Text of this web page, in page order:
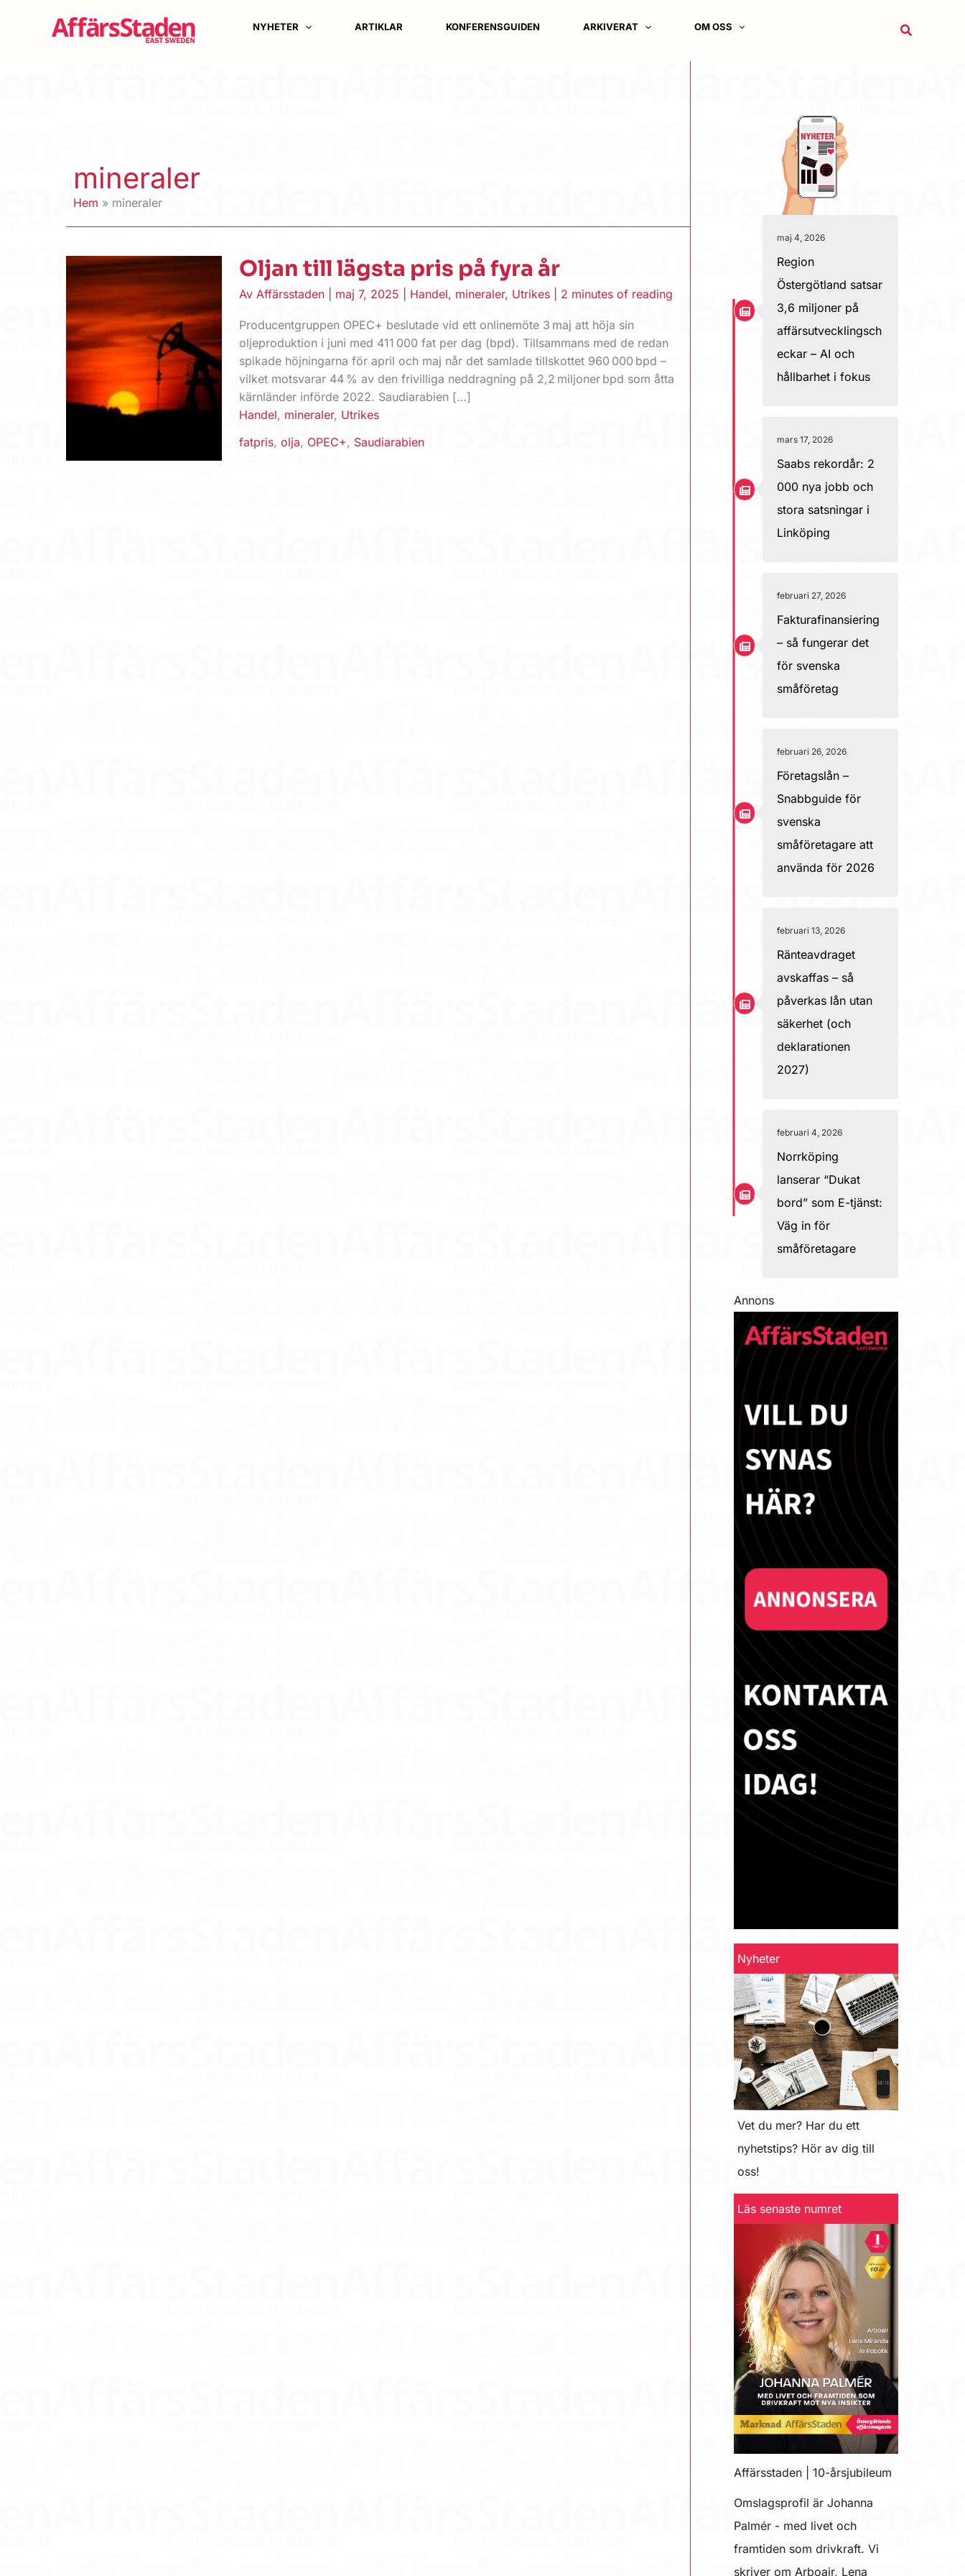
NYHETER ARTIKLAR KONFERENSGUIDEN ARKIVERAT OM OSS Sök
mineraler
Hem mineraler
Oljan till lägsta pris på fyra år
AvAffärsstaden maj 7, 2025 Handel, mineraler, Utrikes 2 minutes of reading
Producent­gruppen OPEC+ beslutade vid ett onlinemöte 3 maj att höja sin
oljeproduktion i juni med 411 000 fat per dag (bpd). Tillsammans med de redan
spikade höjningarna för april och maj når det samlade tillskottet 960 000 bpd –
vilket motsvarar 44 % av den frivilliga neddragning på 2,2 miljoner bpd som åtta
kärnländer införde 2022. Saudiarabien […]
Handel, mineraler, Utrikes
fatpris,olja, OPEC+, Saudiarabien
maj 4, 2026
Region
Östergötland satsar
3,6 miljoner på
affärsutvecklingsch
eckar – AI och
hållbarhet i fokus
mars 17, 2026
Saabs rekordår: 2
000 nya jobb och
stora satsningar i
Linköping
februari 27, 2026
Fakturafinansiering
– så fungerar det
för svenska
småföretag
februari 26, 2026
Företagslån –
Snabbguide för
svenska
småföretagare att
använda för 2026
februari 13, 2026
Ränteavdraget
avskaffas – så
påverkas lån utan
säkerhet (och
deklarationen
2027)
februari 4, 2026
Norrköping
lanserar “Dukat
bord” som E-tjänst:
Väg in för
småföretagare
Annons
Nyheter
Vet du mer? Har du ett
nyhetstips? Hör av dig till
oss!
Läs senaste numret
Affärsstaden | 10-årsjubileum
Omslagsprofil är Johanna
Palmér - med livet och
framtiden som drivkraft. Vi
skriver om Arboair, Lena